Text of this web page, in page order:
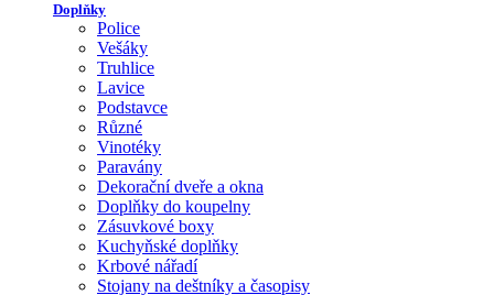
Doplňky
Police
Vešáky
Truhlice
Lavice
Podstavce
Různé
Vinotéky
Paravány
Dekorační dveře a okna
Doplňky do koupelny
Zásuvkové boxy
Kuchyňské doplňky
Krbové nářadí
Stojany na deštníky a časopisy